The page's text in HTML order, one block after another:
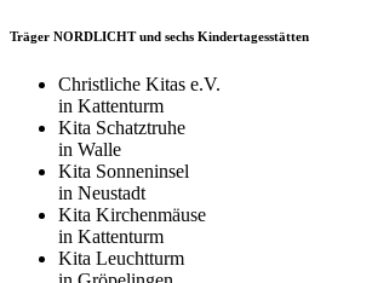
Träger NORDLICHT und sechs Kindertagesstätten
Christliche Kitas e.V.
in Kattenturm
Kita Schatztruhe
in Walle
Kita Sonneninsel
in Neustadt
Kita Kirchenmäuse
in Kattenturm
Kita Leuchtturm